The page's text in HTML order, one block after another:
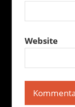
Website